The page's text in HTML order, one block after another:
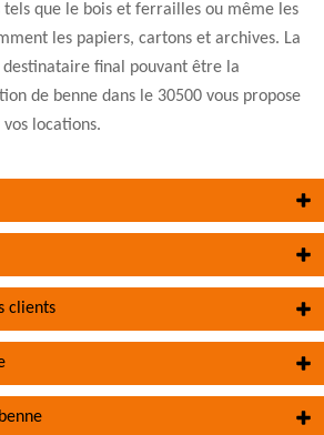
que le bois et ferrailles ou même les
les papiers, cartons et archives. La
final pouvant être la
de benne dans le 30500 vous propose
locations.
clients